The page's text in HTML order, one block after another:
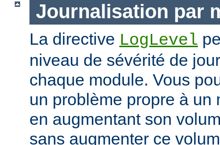
Journalisation par
La directive LogLevel
niveau de sévérité de
chaque module. Vous
un problème propre à un
en augmentant son
sans augmenter ce